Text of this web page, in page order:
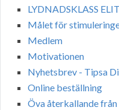
LYDNADSKLASS ELIT
Målet för
Medlem
Motivationen
Nyhetsbrev - Tipsa
Online beställning
Öva återkallande